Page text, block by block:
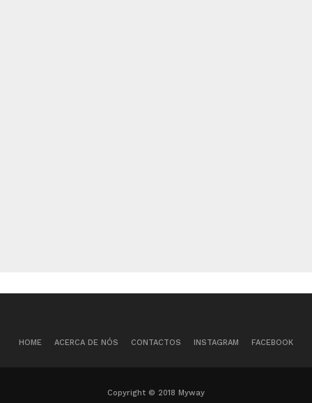
HOME ACERCA DE NÓS CONTACTOS INSTAGRAM FACEBOOK
Copyright © 2018 Myway